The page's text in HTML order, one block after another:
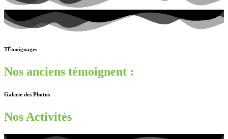
TÉmoignages
Nos anciens témoignent :
Galerie des Photos
Nos Activités